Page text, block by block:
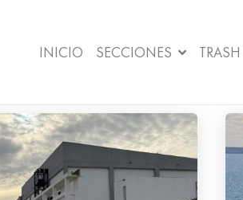
INICIO SECCIONES TRASH